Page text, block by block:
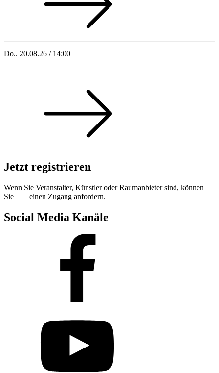
Do.. 20.08.26 / 14:00
Jetzt registrieren
Wenn Sie Veranstalter, Künstler oder Raumanbieter sind, können
Sie
einen Zugang anfordern.
Social Media Kanäle